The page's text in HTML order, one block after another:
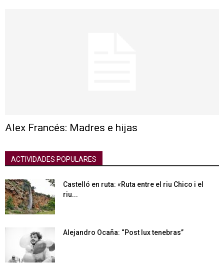
Alex Francés: Madres e hijas
ACTIVIDADES POPULARES
Castelló en ruta: «Ruta entre el riu Chico i el
riu...
Alejandro Ocaña: “Post lux tenebras”